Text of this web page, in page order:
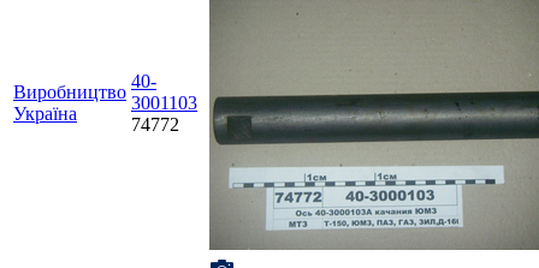
Виробництво
Україна
40-
3001103
74772